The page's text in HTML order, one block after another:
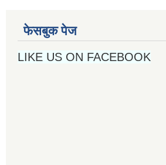
फेसबुक पेज
LIKE US ON FACEBOOK